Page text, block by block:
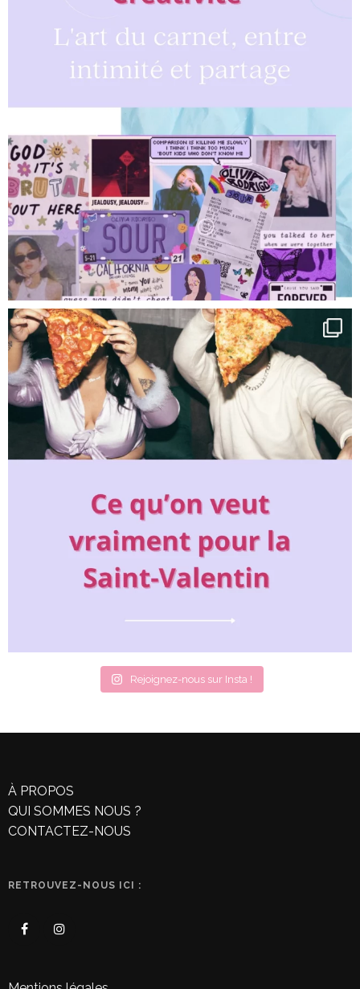
Rejoignez-nous sur Insta !
À PROPOS
QUI SOMMES NOUS ?
CONTACTEZ-NOUS
RETROUVEZ-NOUS ICI :